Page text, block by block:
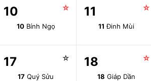
10 ☆
10Bính Ngọ
11 ☆
11 Đinh Mùi
17 ☆
17 Quý Sửu
18 ☆
18 Giáp Dần